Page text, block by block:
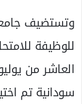
وتستضيف
للوظيفة
سودانية تم